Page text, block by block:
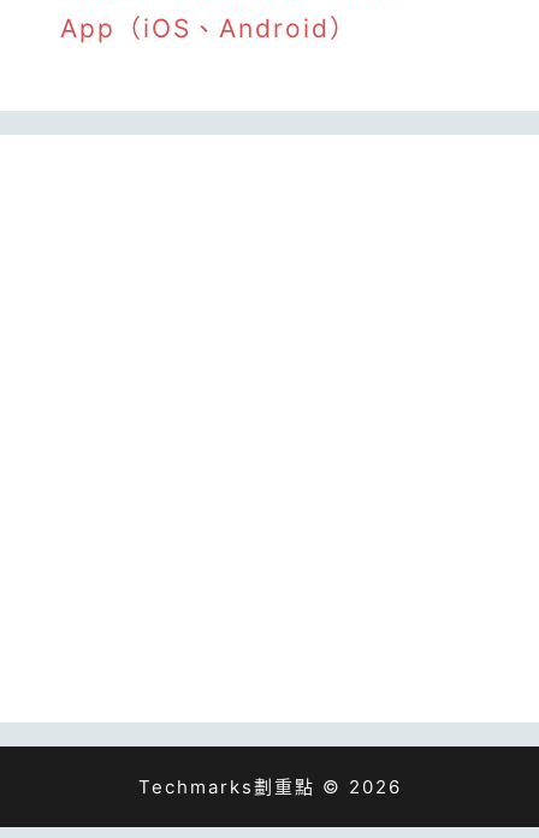
App（iOS、Android）
Techmarks劃重點 © 2026